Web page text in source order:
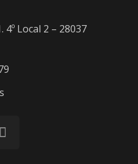
Local 2 – 28037